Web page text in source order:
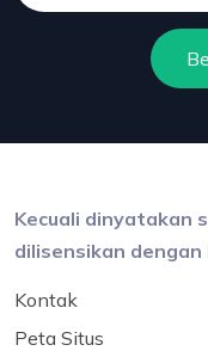
Kecuali dinyatakan
dilisensikan dengan
Kontak
Peta Situs